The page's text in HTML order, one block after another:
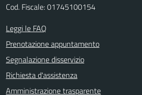
Cod. Fiscale: 01745100154
Leggi le FAQ
Prenotazione appuntamento
Segnalazione disservizio
Richiesta d'assistenza
Amministrazione trasparente